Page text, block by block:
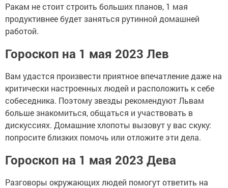
Ракам не стоит строить больших планов, 1 мая
продуктивнее будет заняться рутинной домашней
работой.
Гороскоп на 1 мая 2023 Лев
Вам удастся произвести приятное впечатление даже на
критически настроенных людей и расположить к себе
собеседника. Поэтому звезды рекомендуют Львам
больше знакомиться, общаться и участвовать в
дискуссиях. Домашние хлопоты вызовут у вас скуку:
попросите близких помочь или отложите эти дела.
Гороскоп на 1 мая 2023 Дева
Разговоры окружающих людей помогут ответить на